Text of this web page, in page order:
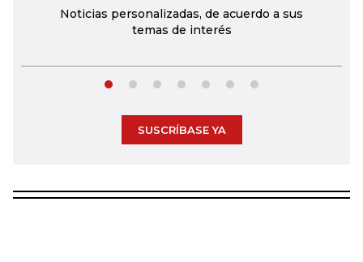
Noticias personalizadas, de acuerdo a sus
temas de interés
SUSCRÍBASE YA